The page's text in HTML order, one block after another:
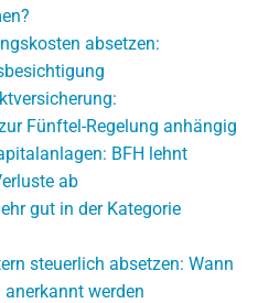
absetzen:
Fünftel-Regelung anhängig
BFH lehnt
ab
gut in der Kategorie
steuerlich absetzen: Wann
werden